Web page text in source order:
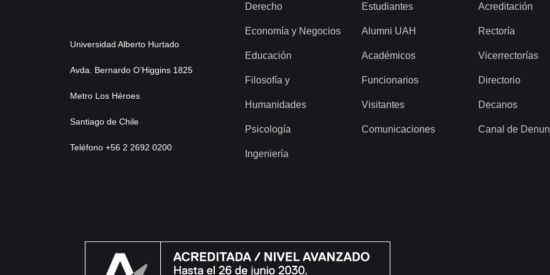
Universidad Alberto Hurtado
Avda. Bernardo O’Higgins 1825
Metro Los Héroes
Santiago de Chile
Teléfono +56 2 2692 0200
Derecho
Economía y Negocios
Educación
Filosofía y
Humanidades
Psicología
Ingeniería
Estudiantes
Alumni UAH
Académicos
Funcionarios
Visitantes
Comunicaciones
Acreditación
Rectoría
Vicerrectorías
Directorio
Decanos
Canal de